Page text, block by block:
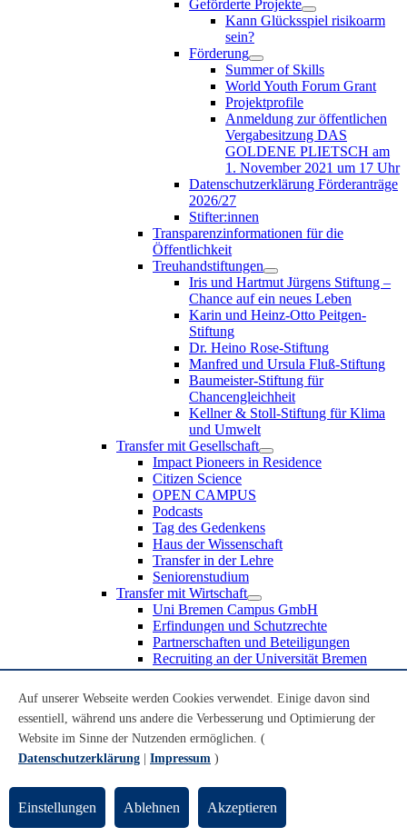
Geförderte Projekte
Kann Glücksspiel risikoarm
sein?
Förderung
Summer of Skills
World Youth Forum Grant
Projektprofile
Anmeldung zur öffentlichen
Vergabesitzung DAS
GOLDENE PLIETSCH am
1. November 2021 um 17 Uhr
Datenschutzerklärung Förderanträge
2026/27
Stifter:innen
Transparenzinformationen für die
Öffentlichkeit
Treuhandstiftungen
Iris und Hartmut Jürgens Stiftung –
Chance auf ein neues Leben
Karin und Heinz-Otto Peitgen-
Stiftung
Dr. Heino Rose-Stiftung
Manfred und Ursula Fluß-Stiftung
Baumeister-Stiftung für
Chancengleichheit
Kellner & Stoll-Stiftung für Klima
und Umwelt
Transfer mit Gesellschaft
Impact Pioneers in Residence
Citizen Science
OPEN CAMPUS
Podcasts
Tag des Gedenkens
Haus der Wissenschaft
Transfer in der Lehre
Seniorenstudium
Transfer mit Wirtschaft
Uni Bremen Campus GmbH
Erfindungen und Schutzrechte
Partnerschaften und Beteiligungen
Recruiting an der Universität Bremen
Weiterbildung an der Universität Bremen
Transfer mit Schule
Schülerinnen und Schüler
MINT-Schnupperstudium
Schulklassen
Lehrkräfte
UniTransfer - Servicestelle für Transferaktivitäten
Transfermagazin der Universität Bremen
Auf unserer Webseite werden Cookies verwendet. Einige davon sind
essentiell, während uns andere die Verbesserung und Optimierung der
Website im Sinne der Nutzenden ermöglichen. (
Datenschutzerklärung
Impressum )
Einstellungen Ablehnen Akzeptieren